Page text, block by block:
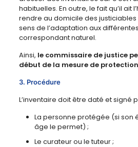
habituelles. En outre, le fait qu’il ait
rendre au domicile des
sens de l’adaptation aux
correspondant naturel.
Ainsi, le commissaire de justice
début de la mesure de protection
3. Procédure
L’inventaire doit être daté et signé
La personne protégée (si son
âge le permet) ;
Le curateur ou le tuteur ;